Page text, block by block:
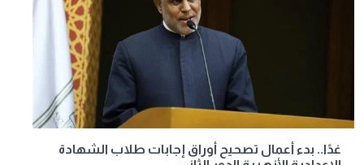
غدًا.. بدء أعمال تصحيح أوراق إجابات طلاب الشهادة